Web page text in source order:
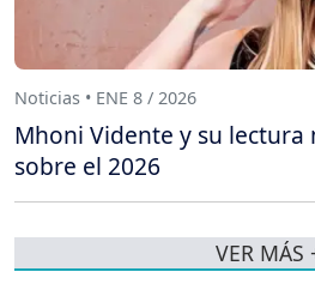
Noticias • ENE 8 / 2026
Mhoni Vidente y su lectura
sobre el 2026
VER MÁS